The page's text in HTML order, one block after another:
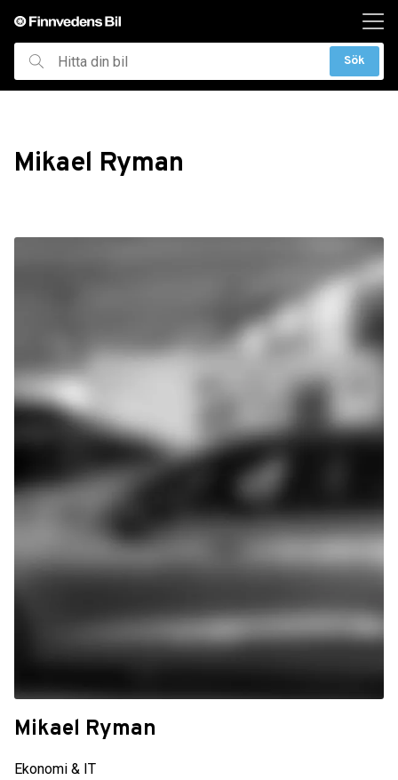
huvudinnehållet
Hitta
din
Sök
Mikael Ryman
Mikael Ryman
Ekonomi & IT